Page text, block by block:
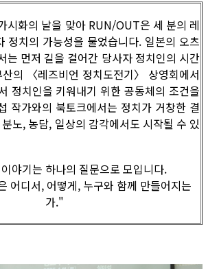
시화의 날을 맞아 RUN/OUT은 세 분의 레
정치의 가능성을 물었습니다. 일본의 오츠
는 먼저 길을 걸어간 당사자 정치인의 시간
의 〈레즈비언 정치도전기〉 상영회에서
정치인을 키워내기 위한 공동체의 조건을
작가와의 북토크에서는 정치가 거창한 결
노, 농담, 일상의 감각에서도 시작될 수 있
야기는 하나의 질문으로 모입니다.
어디서, 어떻게, 누구와 함께 만들어지는
가."